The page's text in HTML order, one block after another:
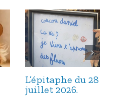
L’épitaphe du 28
juillet 2026.